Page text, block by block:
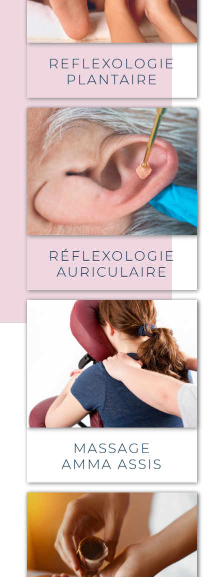
REFLEXOLOGIE
PLANTAIRE
RÉFLEXOLOGIE
AURICULAIRE
MASSAGE
AMMA ASSIS